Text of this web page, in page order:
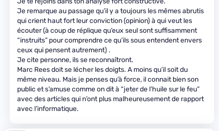
Je remarque au passage qu’il y a toujours les mêmes abrutis
qui crient haut fort leur conviction (opinion) à qui veut les
écouter (à coup de réplique qu’eux seul sont suffisamment
“instruits” pour comprendre ce qu’ils sous entendent envers
ceux qui pensent autrement) .
Je cite personne, ils se reconnaîtront.
Marc Rees doit se lécher les doigts. A moins qu’il soit du
même niveau. Mais je penses qu’à force, il connait bien son
public et s’amuse comme on dit à “jeter de l’huile sur le feu”
avec des articles qui n’ont plus malheureusement de rapport
avec l’informatique.